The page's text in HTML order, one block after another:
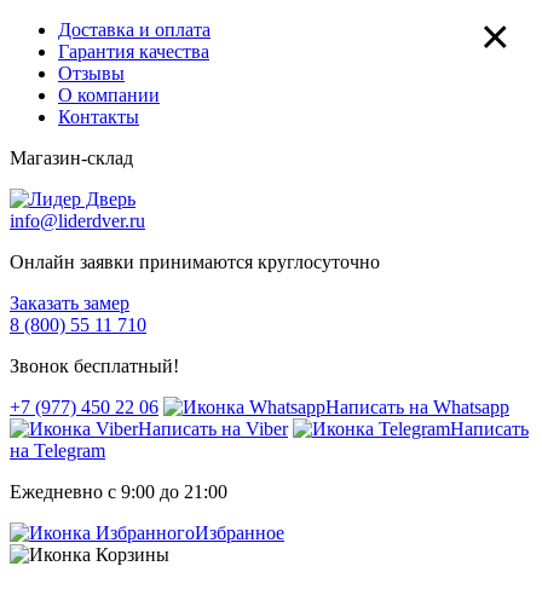
Доставка и оплата
Гарантия качества
Отзывы
О компании
Контакты
Магазин-склад
info@liderdver.ru
Онлайн заявки принимаются круглосуточно
Заказать замер
8 (800) 55 11 710
Звонок бесплатный!
+7 (977) 450 22 06
Написать на Whatsapp
Написать на Viber
Написать
на Telegram
Ежедневно с 9:00 до 21:00
Избранное
×